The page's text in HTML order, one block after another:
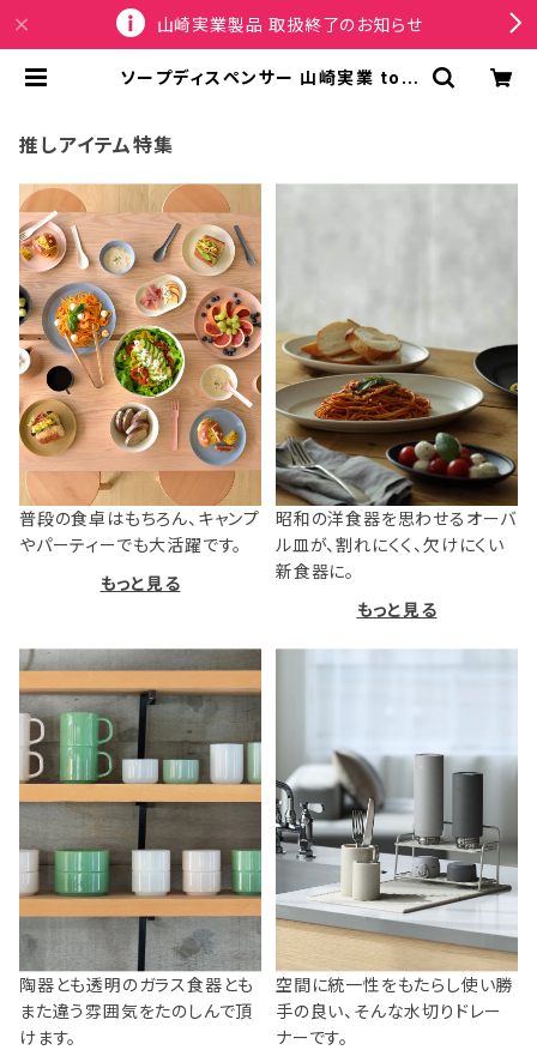
山崎実業製品 取扱終了のお知らせ
ソープディスペンサー 山崎実業 tow
推しアイテム特集
普段の食卓はもちろん、キャンプ
やパーティーでも大活躍です。
もっと見る
昭和の洋食器を思わせるオーバ
ル皿が、割れにくく、欠けにくい
新食器に。
もっと見る
陶器とも透明のガラス食器とも
また違う雰囲気をたのしんで頂
けます。
空間に統一性をもたらし使い勝
手の良い、そんな水切りドレー
ナーです。